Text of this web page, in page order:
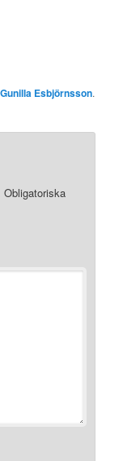
Gunilla Esbjörnsson.
Obligatoriska